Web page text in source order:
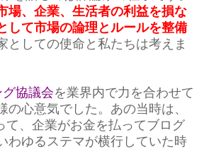
場、企業、生活者の利益を損な
して市場の論理とルールを整備
としての使命と私たちは考えま
協議会を業界内で力を合わせて
の心意気でした。あの当時は、
て、企業がお金を払ってブログ
わゆるステマが横行していた時